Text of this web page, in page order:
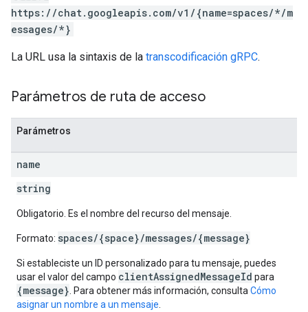
https://chat.googleapis.com/v1/{name=spaces/*/m
essages/*}
La URL usa la sintaxis de la transcodificación gRPC.
Parámetros de ruta de acceso
Parámetros
name
string
Obligatorio. Es el nombre del recurso del mensaje.
Formato: spaces/{space}/messages/{message}
Si estableciste un ID personalizado para tu mensaje, puedes
usar el valor del campo clientAssignedMessageId para
{message} . Para obtener más información, consulta Cómo
asignar un nombre a un mensaje